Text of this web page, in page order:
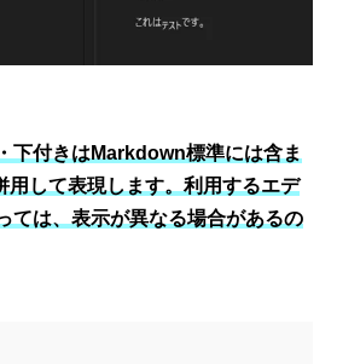
下付きはMarkdown標準には含ま
用して表現します。利用するエデ
ては、表示が異なる場合があるの